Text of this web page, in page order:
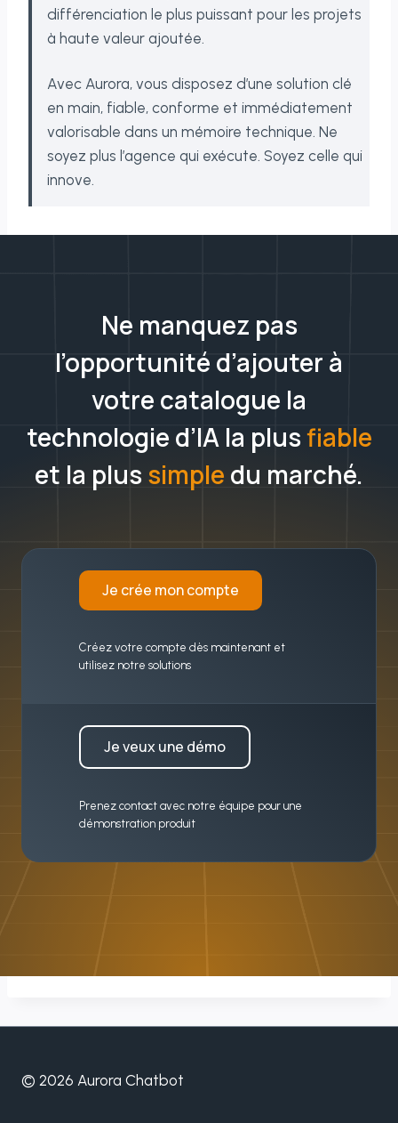
différenciation le plus puissant pour les projets
à haute valeur ajoutée.
Avec Aurora, vous disposez d’une solution clé
en main, fiable, conforme et immédiatement
valorisable dans un mémoire technique. Ne
soyez plus l’agence qui exécute. Soyez celle qui
innove.
Ne manquez pas
l’opportunité d’ajouter à
votre catalogue la
technologie d’IA la plusfiable
et la plus simple du marché.
Je crée mon compte
Créez votre compte dès maintenant et
utilisez notre solutions
Je veux une démo
Prenez contact avec notre équipe pour une
démonstration produit
© 2026 Aurora Chatbot